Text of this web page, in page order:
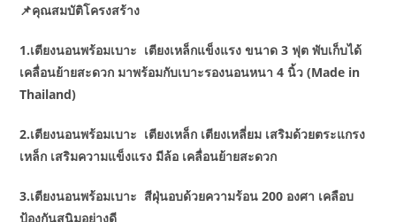
📌คุณสมบัติโครงสร้าง
1.เตียงนอนพร้อมเบาะ เตียงเหล็กแข็งแรง ขนาด 3 ฟุต พับเก็บได้
เคลื่อนย้ายสะดวก มาพร้อมกับเบาะรองนอนหนา 4 นิ้ว (Made in
Thailand)
2.เตียงนอนพร้อมเบาะ เตียงเหล็ก เตียงเหลี่ยม เสริมด้วยตระแกรง
เหล็ก เสริมความแข็งแรง มีล้อ เคลื่อนย้ายสะดวก
3.เตียงนอนพร้อมเบาะ สีฝุ่นอบด้วยความร้อน 200 องศา เคลือบ
ป้องกันสนิมอย่างดี